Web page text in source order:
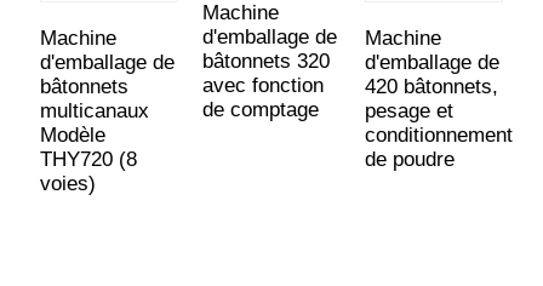
Machine
d'emballage de
bâtonnets
multicanaux
Modèle
THY720 (8
voies)
Machine
d'emballage de
bâtonnets 320
avec fonction
de comptage
Machine
d'emballage de
420 bâtonnets,
pesage et
conditionnement
de poudre